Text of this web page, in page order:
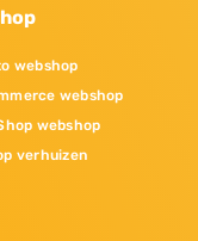
webshop
webshop
webshop
verhuizen